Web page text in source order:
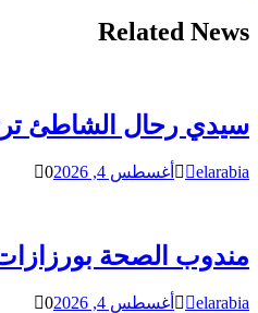
Related News
سيدي رحال الشاطئ ترتدي
elarabia أغسطس 4, 2026 0
مندوب الصحة
elarabia أغسطس 4, 2026 0